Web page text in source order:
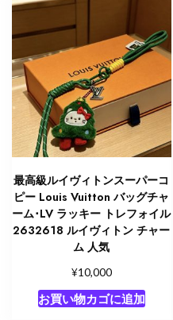
最高級ルイヴィトンスーパーコ
ピー Louis Vuitton バッグチャ
ーム･LV ラッキー トレフォイル
2632618 ルイヴィトン チャー
ム 人気
¥10,000
お買い物カゴに追加